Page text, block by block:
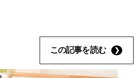
この記事を読む